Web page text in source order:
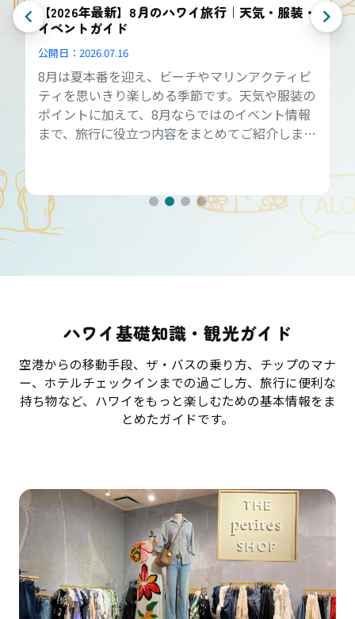
【2026年最新】8月のハワイ旅行｜天気・服装・
イベントガイド
公開日： 2026.07.16
8月は夏本番を迎え、ビーチやマリンアクティビ
ティを思いきり楽しめる季節です。天気や服装の
ポイントに加えて、8月ならではのイベント情報
まで、旅行に役立つ内容をまとめてご紹介しま
ハワイ基礎知識・観光ガイド
空港からの移動手段、ザ・バスの乗り方、チップのマナ
ー、ホテルチェックインまでの過ごし方、旅行に便利な
持ち物など、ハワイをもっと楽しむための基本情報をま
とめたガイドです。